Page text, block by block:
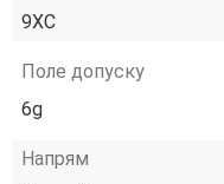
9ХС
Поле допуску
6g
Напрям